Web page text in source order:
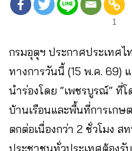
1
กรมอุตุฯ ประกาศประเทศไ
ทางการวันนี้ (15 พ.ค. 69)
นำร่องโดย “เพชรบูรณ์” ที่
บ้านเรือนและพื้นที่การเกษ
ตกต่อเนื่องกว่า 2 ชั่วโมง ส